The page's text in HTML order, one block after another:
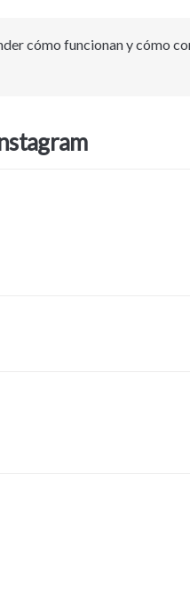
cómo funcionan y cómo